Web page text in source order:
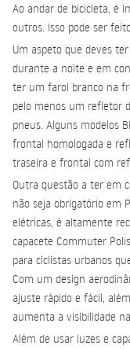
Ao andar de bicicleta, é
outros. Isso pode ser
Um aspeto que deves
durante a noite e em
ter um farol branco na
pelo menos um refletor
pneus. Alguns modelos
frontal homologada e
traseira e frontal com
Outra questão a ter em
não seja obrigatório em
elétricas, é altamente
capacete Commuter
para ciclistas urbanos
Com um design
ajuste rápido e fácil,
aumenta a visibilidade
Além de usar luzes e